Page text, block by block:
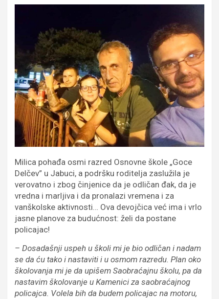
Milica pohađa osmi razred Osnovne škole „Goce
Delčev” u Jabuci, a podršku roditelja zaslužila je
verovatno i zbog činjenice da je odličan đak, da je
vredna i marljiva i da pronalazi vremena i za
vanškolske aktivnosti… Ova devojčica već ima i vrlo
jasne planove za budućnost: želi da postane
policajac!
– Dosadašnji uspeh u školi mi je bio odličan i nadam
se da ću tako i nastaviti i u osmom razredu. Plan oko
školovanja mi je da upišem Saobraćajnu školu, pa da
nastavim školovanje u Kamenici za saobraćajnog
policajca. Volela bih da budem policajac na motoru,